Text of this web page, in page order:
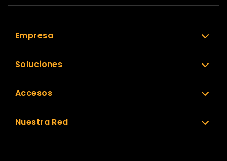
Empresa
Soluciones
Accesos
Nuestra Red